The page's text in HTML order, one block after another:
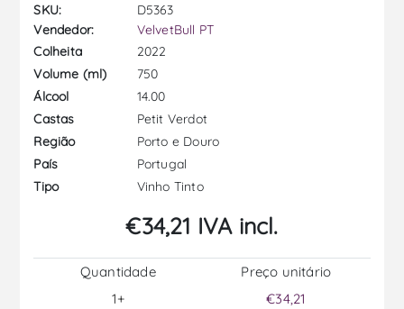
SKU:
D5363
Vendedor:
VelvetBull PT
Colheita
2022
Volume (ml)
750
Álcool
14.00
Castas
Petit Verdot
Região
Porto e Douro
País
Portugal
Tipo
Vinho Tinto
€34,21 IVA incl.
Quantidade
1+
Preço unitário
€34,21